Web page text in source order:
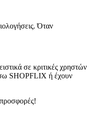
όπως cookies
εξατομικευμένων
σχετικά με
κοινοποιούμε
σας χρήση της
κοινωνικής
Όταν
σε κριτικές χρηστών
SHOPFLIX ή έχουν